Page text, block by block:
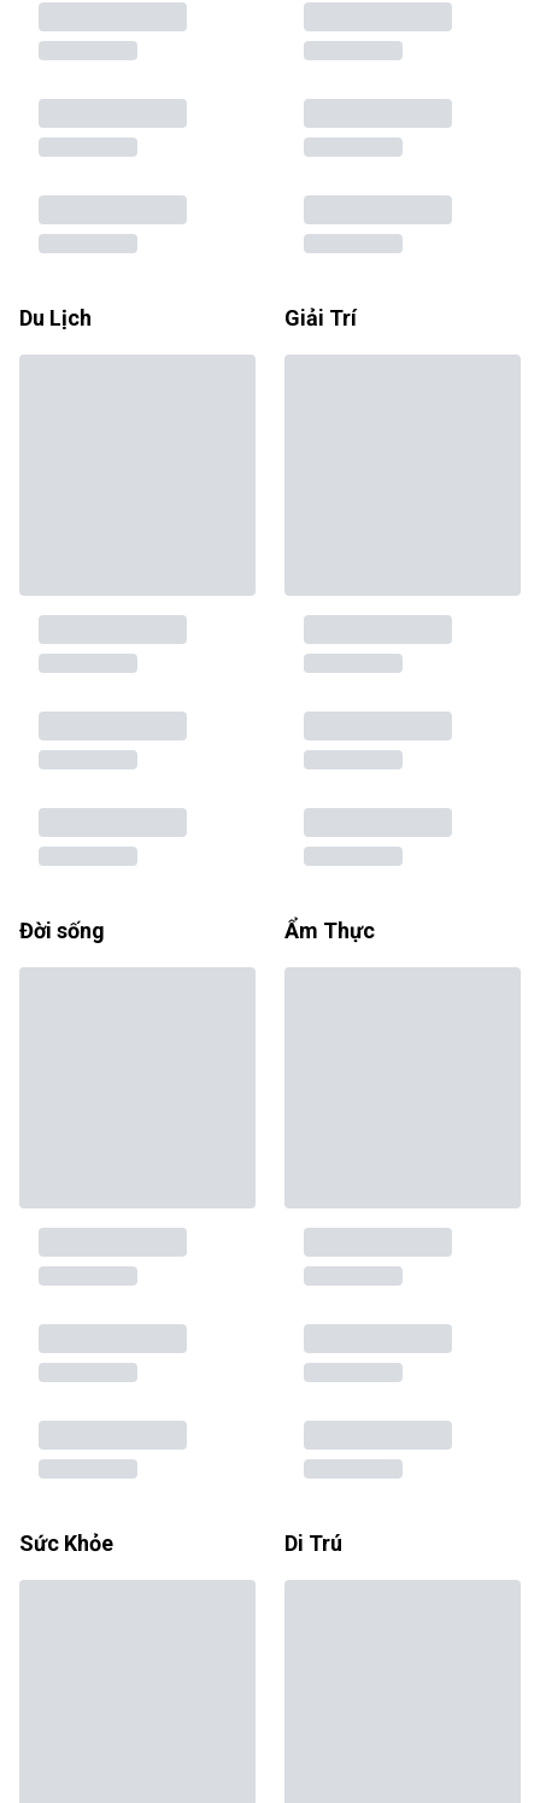
Du Lịch Giải Trí
Đời sống Ẩm Thực
Sức Khỏe Di Trú